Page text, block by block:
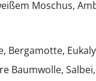
Moschus,
Bergamotte,
Baumwolle,